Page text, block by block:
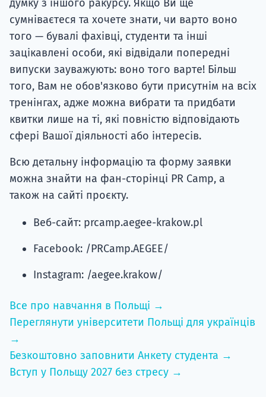
сумніваєтеся та хочете знати, чи варто воно
того — бувалі фахівці, студенти та інші
зацікавлені особи, які відвідали попередні
випуски зауважують: воно того варте! Більш
того, Вам не обов'язково бути присутнім на всіх
тренінгах, адже можна вибрати та придбати
квитки лише на ті, які повністю відповідають
сфері Вашої діяльності або інтересів.
можна знайти на фан-сторінці PR Camp, а
також на сайті проєкту.
Переглянути університети Польщі для українців
→
Безкоштовно заповнити Анкету студента →
Вступ у Польщу 2027 без стресу →